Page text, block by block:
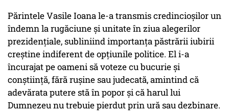
Părintele Vasile Ioana le-a transmis credincioșilor un
îndemn la rugăciune și unitate în ziua alegerilor
prezidențiale, subliniind importanța păstrării iubirii
creștine indiferent de opțiunile politice. El i-a
încurajat pe oameni să voteze cu bucurie și
conștiință, fără rușine sau judecată, amintind că
adevărata putere stă în popor și că harul lui
Dumnezeu nu trebuie pierdut prin ură sau dezbinare.